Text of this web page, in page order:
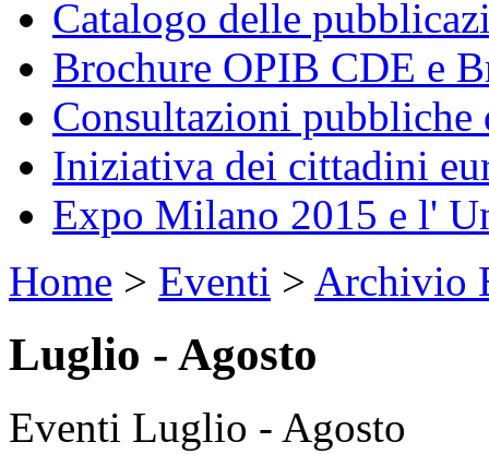
Catalogo delle
Brochure OPIB CDE e
Consultazioni pubbliche
Iniziativa dei cittadini
Expo Milano 2015 e l'
Home > Eventi > Archivio
Luglio - Agosto
Eventi Luglio - Agosto